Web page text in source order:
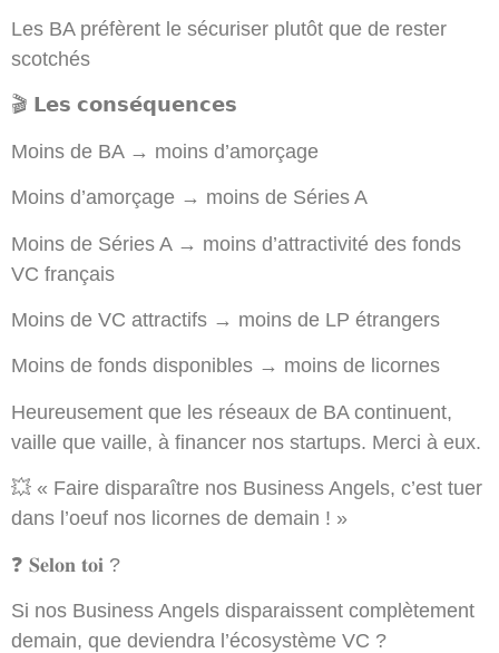
Les BA préfèrent le sécuriser plutôt que de rester
scotchés
🎬 𝗟𝗲𝘀 𝗰𝗼𝗻𝘀𝗲́𝗾𝘂𝗲𝗻𝗰𝗲𝘀
Moins de BA → moins d’amorçage
Moins d’amorçage → moins de Séries A
Moins de Séries A → moins d’attractivité des fonds
VC français
Moins de VC attractifs → moins de LP étrangers
Moins de fonds disponibles → moins de licornes
Heureusement que les réseaux de BA continuent,
vaille que vaille, à financer nos startups. Merci à eux.
💥 « Faire disparaître nos Business Angels, c’est tuer
dans l’oeuf nos licornes de demain ! »
❓ 𝐒𝐞𝐥𝐨𝐧 𝐭𝐨𝐢 ?
Si nos Business Angels disparaissent complètement
demain, que deviendra l’écosystème VC ?